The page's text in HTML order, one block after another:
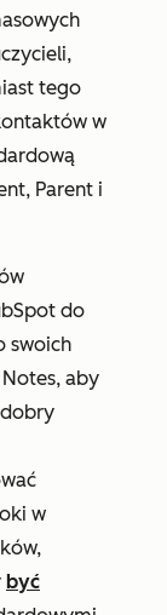
tego
w
, Parent i
do
swoich
aby
w
być